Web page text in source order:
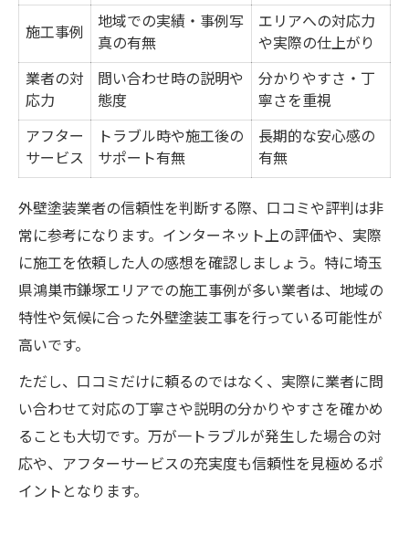
施工事例
地域での実績・事例写
真の有無
エリアへの対応力
や実際の仕上がり
業者の対
応力
問い合わせ時の説明や
態度
分かりやすさ・丁
寧さを重視
アフター
サービス
トラブル時や施工後の
サポート有無
長期的な安心感の
有無
外壁塗装業者の信頼性を判断する際、口コミや評判は非
常に参考になります。インターネット上の評価や、実際
に施工を依頼した人の感想を確認しましょう。特に埼玉
県鴻巣市鎌塚エリアでの施工事例が多い業者は、地域の
特性や気候に合った外壁塗装工事を行っている可能性が
高いです。
ただし、口コミだけに頼るのではなく、実際に業者に問
い合わせて対応の丁寧さや説明の分かりやすさを確かめ
ることも大切です。万が一トラブルが発生した場合の対
応や、アフターサービスの充実度も信頼性を見極めるポ
イントとなります。